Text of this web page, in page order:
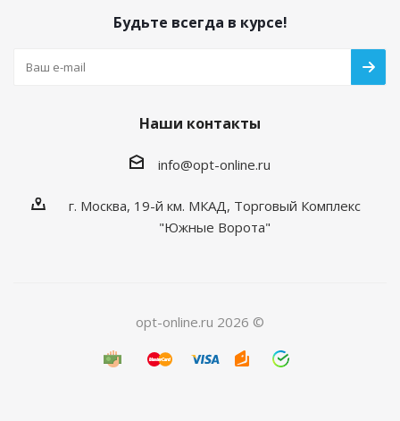
Будьте всегда в курсе!
Наши контакты
info@opt-online.ru
г. Москва, 19-й км. МКАД, Торговый Комплекс
"Южные Ворота"
opt-online.ru 2026 ©